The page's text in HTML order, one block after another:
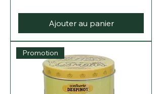
Ajouter au panier
Promotion